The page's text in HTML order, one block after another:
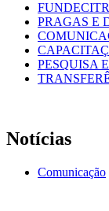
PRAGAS E
PESQUISA
Notícias
Comunicação